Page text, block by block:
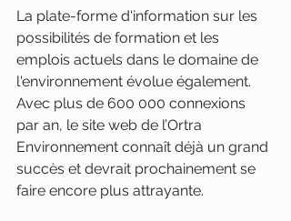
La plate-forme d'information sur les
possibilités de formation et les
emplois actuels dans le domaine de
l'environnement évolue également.
Avec plus de 600 000 connexions
par an, le site web de l’Ortra
Environnement connaît déjà un grand
succès et devrait prochainement se
faire encore plus attrayante.